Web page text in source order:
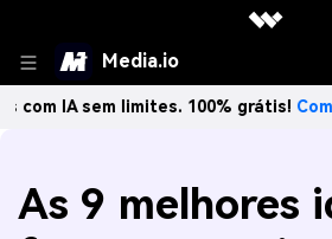
Media.io
limites. 100% grátis!Comece grátis→
As 9 melhores